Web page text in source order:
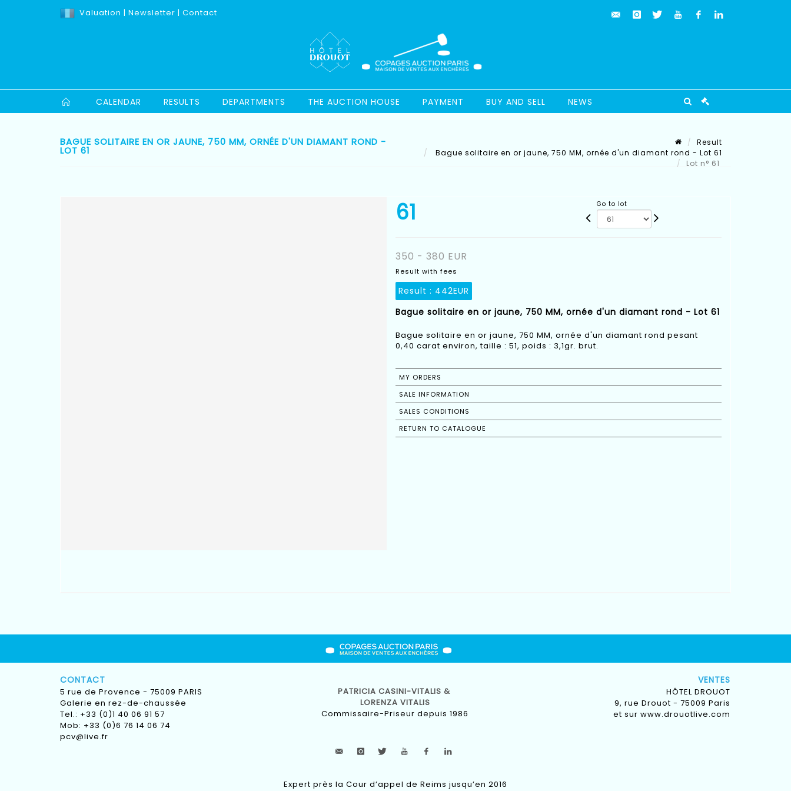
Valuation | Newsletter | Contact
CALENDAR RESULTS DEPARTMENTS THE AUCTION HOUSE PAYMENT BUY AND SELL NEWS
BAGUE SOLITAIRE EN OR JAUNE, 750 MM, ORNÉE D'UN DIAMANT ROND -
LOT 61
Result
Bague solitaire en or jaune, 750 MM, ornée d'un diamant rond - Lot 61
Lot n° 61
61 Go to lot
350 - 380 EUR
Result with fees
Result : 442EUR
Bague solitaire en or jaune, 750 MM, ornée d'un diamant rond - Lot 61
Bague solitaire en or jaune, 750 MM, ornée d'un diamant rond pesant
0,40 carat environ, taille : 51, poids : 3,1gr. brut.
MY ORDERS
SALE INFORMATION
SALES CONDITIONS
RETURN TO CATALOGUE
CONTACT
5 rue de Provence - 75009 PARIS
Galerie en rez-de-chaussée
Tel.: +33 (0)1 40 06 91 57
Mob: +33 (0)6 76 14 06 74
pcv@live.fr
PATRICIA CASINI-VITALIS &
LORENZA VITALIS
Commissaire-Priseur depuis 1986
VENTES
HÔTEL DROUOT
9, rue Drouot - 75009 Paris
et sur www.drouotlive.com
Expert près la Cour d’appel de Reims jusqu’en 2016